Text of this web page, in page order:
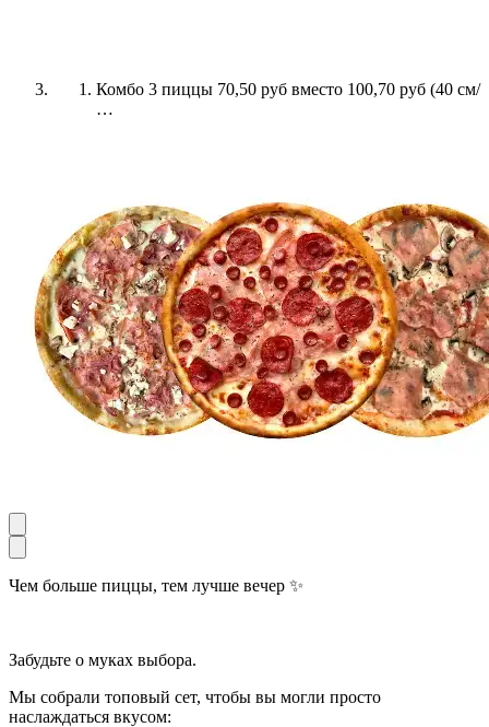
Комбо 3 пиццы 70,50 руб вместо 100,70 руб (40 см/
…
Чем больше пиццы, тем лучше вечер ✨
Забудьте о муках выбора.
Мы собрали топовый сет, чтобы вы могли просто
наслаждаться вкусом: